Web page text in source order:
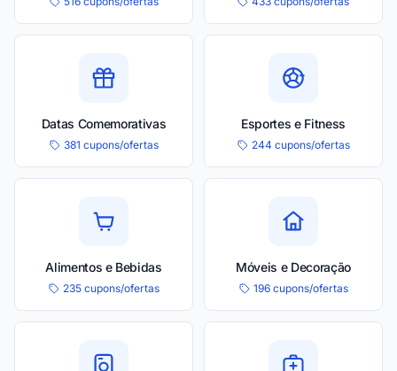
Datas Comemorativas
381 cupons/ofertas
Esportes e Fitness
244 cupons/ofertas
Alimentos e Bebidas
235 cupons/ofertas
Móveis e Decoração
196 cupons/ofertas